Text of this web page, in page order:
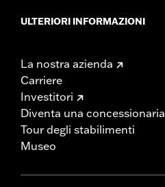
ULTERIORI INFORMAZIONI
La nostra azienda
Carriere
Investitori
Diventa una concessionaria
Tour degli stabilimenti
Museo